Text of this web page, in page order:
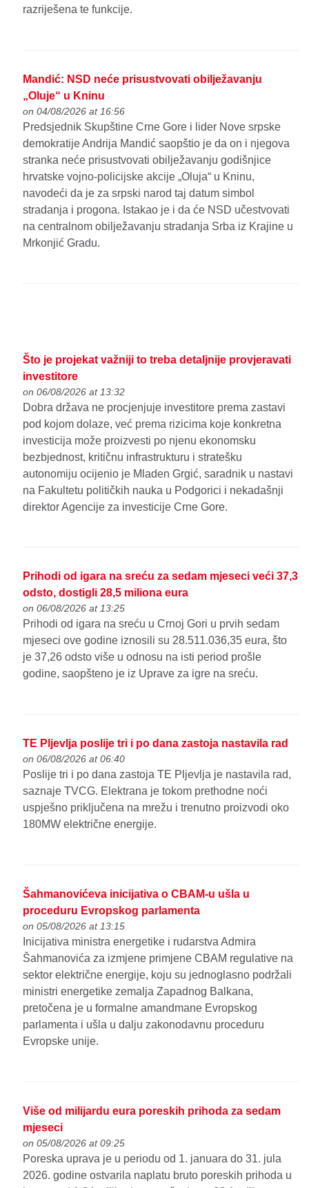
razriješena te funkcije.
Mandić: NSD neće prisustvovati obilježavanju
„Oluje“ u Kninu
on 04/08/2026 at 16:56
Predsjednik Skupštine Crne Gore i lider Nove srpske
demokratije Andrija Mandić saopštio je da on i njegova
stranka neće prisustvovati obilježavanju godišnjice
hrvatske vojno-policijske akcije „Oluja“ u Kninu,
navodeći da je za srpski narod taj datum simbol
stradanja i progona. Istakao je i da će NSD učestvovati
na centralnom obilježavanju stradanja Srba iz Krajine u
Mrkonjić Gradu.
Što je projekat važniji to treba detaljnije provjeravati
investitore
on 06/08/2026 at 13:32
Dobra država ne procjenjuje investitore prema zastavi
pod kojom dolaze, već prema rizicima koje konkretna
investicija može proizvesti po njenu ekonomsku
bezbjednost, kritičnu infrastrukturu i stratešku
autonomiju ocijenio je Mladen Grgić, saradnik u nastavi
na Fakultetu političkih nauka u Podgorici i nekadašnji
direktor Agencije za investicije Crne Gore.
Prihodi od igara na sreću za sedam mjeseci veći 37,3
odsto, dostigli 28,5 miliona eura
on 06/08/2026 at 13:25
Prihodi od igara na sreću u Crnoj Gori u prvih sedam
mjeseci ove godine iznosili su 28.511.036,35 eura, što
je 37,26 odsto više u odnosu na isti period prošle
godine, saopšteno je iz Uprave za igre na sreću.
TE Pljevlja poslije tri i po dana zastoja nastavila rad
on 06/08/2026 at 06:40
Poslije tri i po dana zastoja TE Pljevlja je nastavila rad,
saznaje TVCG. Elektrana je tokom prethodne noći
uspješno priključena na mrežu i trenutno proizvodi oko
180MW električne energije.
Šahmanovićeva inicijativa o CBAM-u ušla u
proceduru Evropskog parlamenta
on 05/08/2026 at 13:15
Inicijativa ministra energetike i rudarstva Admira
Šahmanovića za izmjene primjene CBAM regulative na
sektor električne energije, koju su jednoglasno podržali
ministri energetike zemalja Zapadnog Balkana,
pretočena je u formalne amandmane Evropskog
parlamenta i ušla u dalju zakonodavnu proceduru
Evropske unije.
Više od milijardu eura poreskih prihoda za sedam
mjeseci
on 05/08/2026 at 09:25
Poreska uprava je u periodu od 1. januara do 31. jula
2026. godine ostvarila naplatu bruto poreskih prihoda u